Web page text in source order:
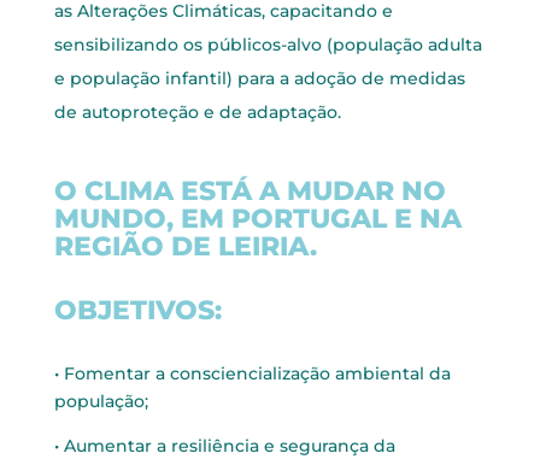
as Alterações Climáticas, capacitando e
sensibilizando os públicos-alvo (população adulta
e população infantil) para a adoção de medidas
de autoproteção e de adaptação.
O CLIMA ESTÁ A MUDAR NO
MUNDO, EM PORTUGAL E NA
REGIÃO DE LEIRIA.
OBJETIVOS:
• Fomentar a consciencialização ambiental da
população;
• Aumentar a resiliência e segurança da